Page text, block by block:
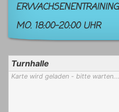
ERWACHSENENTRAINING
MO. 18:00-20:00 UHR
Turnhalle
Karte wird geladen - bitte warten...